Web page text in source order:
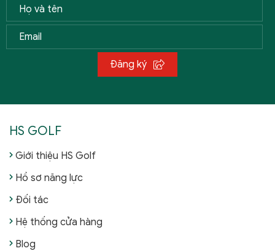
Đăng ký
HS GOLF
Giới thiệu HS Golf
Hồ sơ năng lực
Đối tác
Hệ thống cửa hàng
Blog